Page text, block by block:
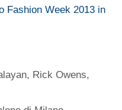
Fashion Week 2013 in
, Rick Owens,